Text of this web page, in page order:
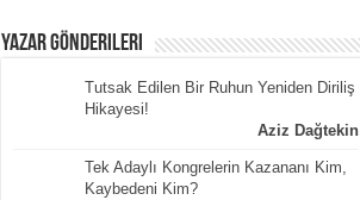
Yazar Gönderileri
Tutsak Edilen Bir Ruhun Yeniden Diriliş
Hikayesi!
Aziz Dağtekin
Tek Adaylı Kongrelerin Kazananı Kim,
Kaybedeni Kim?